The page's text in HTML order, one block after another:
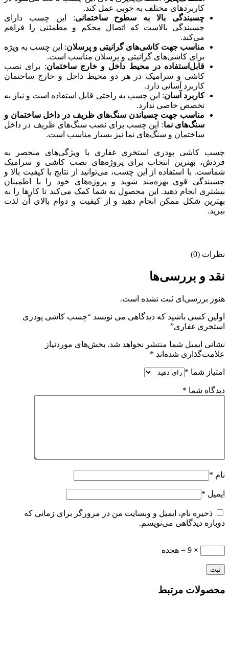
کاربردهای مختلف به خوبی عمل کند.
چسبندگی بالا به سطوح ساختمانی: این چسب دارای
چسبندگی بالاست که اتصال محکم و مطمئنی را فراهم
می‌کند.
مناسب جهت کاشی‌های گرانیتی و پرسلان: این چسب به ویژه
برای کاشی‌های گرانیتی و پرسلان مناسب است.
قابل‌استفاده در محیط داخل و خارج ساختمان: برای نصب
کاشی و سرامیک در هر دو محیط داخل و خارج ساختمان
کاربرد آسانی دارد.
کاربرد آسان: این چسب به راحتی قابل استفاده است و نیاز به
تخصص خاصی ندارد.
مناسب جهت چسباندن سنگ‌های ظریف در داخل ساختمان و
سنگ‌های نما: این چسب برای نصب سنگ‌های ظریف در داخل
ساختمان و سنگ‌های نما نیز بسیار مناسب است.
چسب کاشی پودری استخری غفاری با ویژگی‌های منحصر به
فردش، بهترین انتخاب برای پروژه‌های نصب کاشی و سرامیک
شماست. با استفاده از این چسب، می‌توانید از نتایج با کیفیت بالا و
چسبندگی قوی بهره‌مند شوید و پروژه‌های خود را با اطمینان
بیشتری انجام دهید. این محصول به شما کمک می‌کند تا کارها را به
بهترین شکل ممکن انجام دهید و از کیفیت و دوام بالای آن لذت
ببرید.
نظرات (0)
نقد و بررسی‌ها
هنوز بررسی‌ای ثبت نشده است.
اولین کسی باشید که دیدگاهی می نویسد “چسب کاشی پودری
استخری غفاری”
نشانی ایمیل شما منتشر نخواهد شد. بخش‌های موردنیاز
علامت‌گذاری شده‌اند *
امتیاز شما *
دیدگاه شما *
نام *
ایمیل *
ذخیره نام، ایمیل و وبسایت من در مرورگر برای زمانی که
دوباره دیدگاهی می‌نویسم.
× 9 = هجده
محصولات مرتبط